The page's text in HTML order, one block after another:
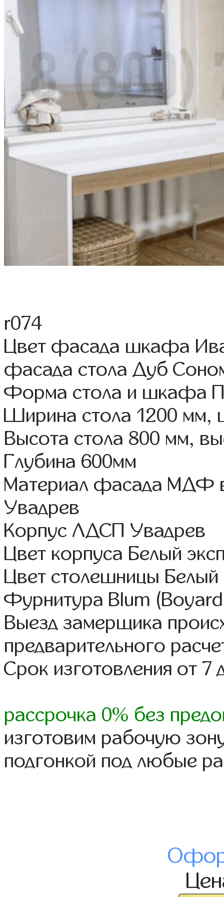
r074
Цвет фасада шкафа
фасада стола Дуб
Форма стола и шкафа
Ширина стола 1200
Высота стола 800 мм,
Глубина 600мм
Материал фасада МДФ
Увадрев
Корпус ЛДСП Увадрев
Цвет корпуса Белый
Цвет столешницы Белый
Фурнитура Blum
Выезд замерщика
предварительного
Срок изготовления от 7
рассрочка 0% без
изготовим рабочую
подгонкой под любые